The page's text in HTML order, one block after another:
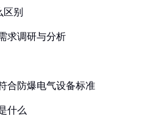
区别
求调研与分析
合防爆电气设备标准
什么